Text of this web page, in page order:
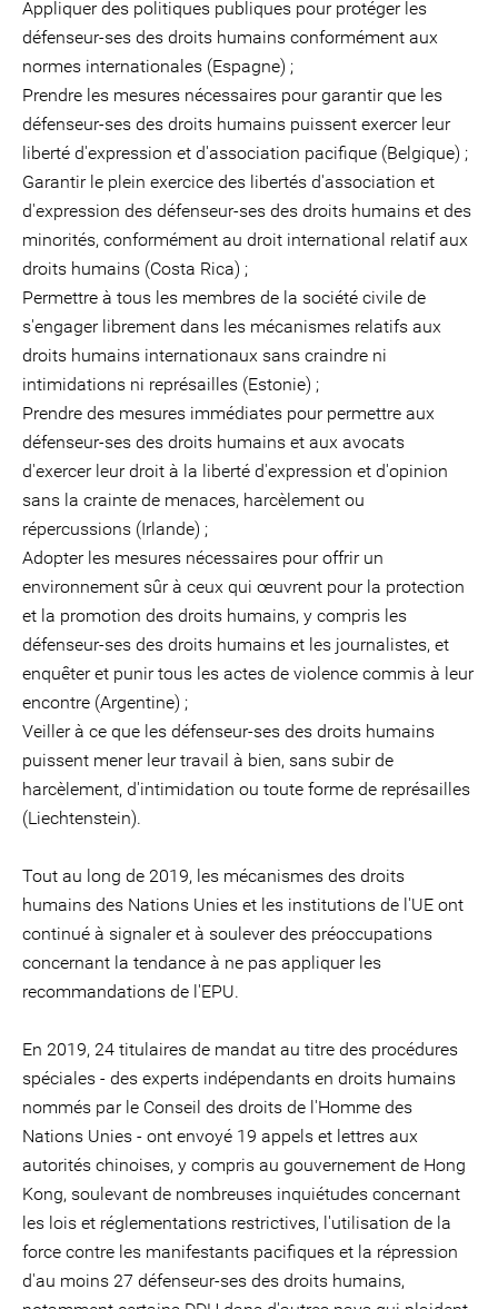
Appliquer des politiques publiques pour protéger les
défenseur-ses des droits humains conformément aux
normes internationales (Espagne) ;
Prendre les mesures nécessaires pour garantir que les
défenseur-ses des droits humains puissent exercer leur
liberté d'expression et d'association pacifique (Belgique) ;
Garantir le plein exercice des libertés d'association et
d'expression des défenseur-ses des droits humains et des
minorités, conformément au droit international relatif aux
droits humains (Costa Rica) ;
Permettre à tous les membres de la société civile de
s'engager librement dans les mécanismes relatifs aux
droits humains internationaux sans craindre ni
intimidations ni représailles (Estonie) ;
Prendre des mesures immédiates pour permettre aux
défenseur-ses des droits humains et aux avocats
d'exercer leur droit à la liberté d'expression et d'opinion
sans la crainte de menaces, harcèlement ou
répercussions (Irlande) ;
Adopter les mesures nécessaires pour offrir un
environnement sûr à ceux qui œuvrent pour la protection
et la promotion des droits humains, y compris les
défenseur-ses des droits humains et les journalistes, et
enquêter et punir tous les actes de violence commis à leur
encontre (Argentine) ;
Veiller à ce que les défenseur-ses des droits humains
puissent mener leur travail à bien, sans subir de
harcèlement, d'intimidation ou toute forme de représailles
(Liechtenstein).
Tout au long de 2019, les mécanismes des droits
humains des Nations Unies et les institutions de l'UE ont
continué à signaler et à soulever des préoccupations
concernant la tendance à ne pas appliquer les
recommandations de l'EPU.
En 2019, 24 titulaires de mandat au titre des procédures
spéciales - des experts indépendants en droits humains
nommés par le Conseil des droits de l'Homme des
Nations Unies - ont envoyé 19 appels et lettres aux
autorités chinoises, y compris au gouvernement de Hong
Kong, soulevant de nombreuses inquiétudes concernant
les lois et réglementations restrictives, l'utilisation de la
force contre les manifestants pacifiques et la répression
d'au moins 27 défenseur-ses des droits humains,